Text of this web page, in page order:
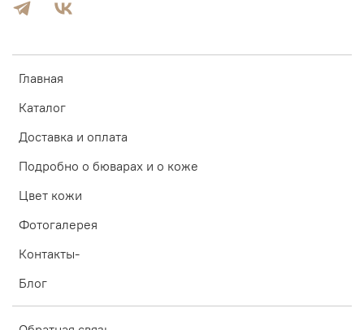
Главная
Каталог
Доставка и оплата
Подробно о бюварах и о коже
Цвет кожи
Фотогалерея
Контакты-
Блог